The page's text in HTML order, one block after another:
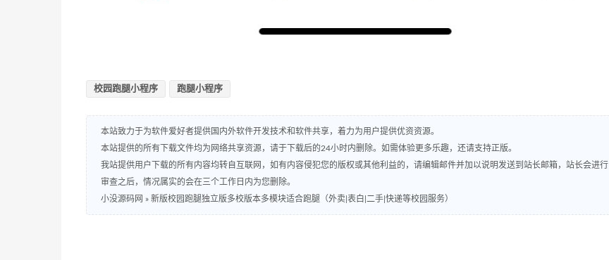
校园跑腿小程序 跑腿小程序
本站致力于为软件爱好者提供国内外软件开发技术和软件共享，着力为用户提供优资资源。
本站提供的所有下载文件均为网络共享资源，请于下载后的24小时内删除。如需体验更多乐趣，还请支持正版。
我站提供用户下载的所有内容均转自互联网，如有内容侵犯您的版权或其他利益的，请编辑邮件并加以说明发送到站长邮箱，站长会进行
审查之后，情况属实的会在三个工作日内为您删除。
小没源码网 » 新版校园跑腿独立版多校版本多模块适合跑腿（外卖|表白|二手|快递等校园服务）